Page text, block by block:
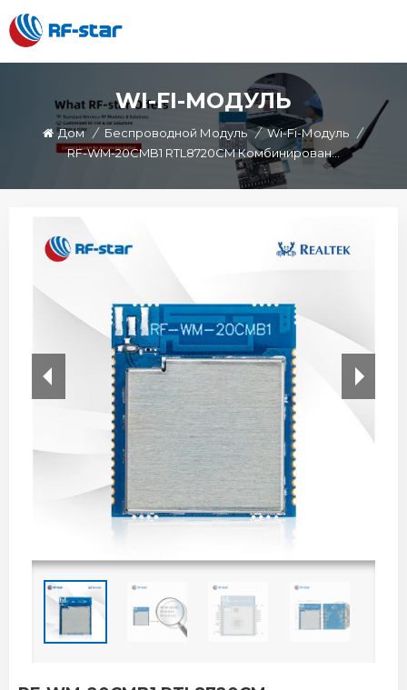
WI-FI-МОДУЛЬ
Дом / Беспроводной Модуль / Wi-Fi-Модуль
/
RF-WM-20CMB1 RTL8720CM Комбинированный Модуль Wi-Fi BT